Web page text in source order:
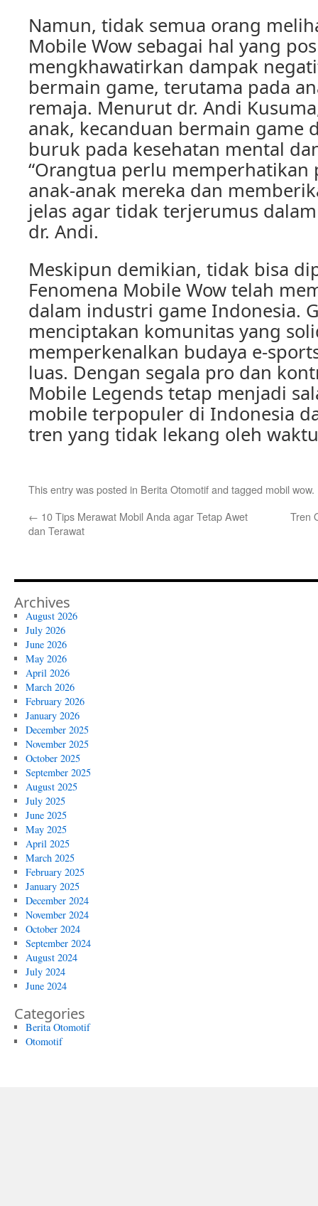
Namun, tidak semua orang
Mobile Wow sebagai hal yang
mengkhawatirkan dampak
bermain game, terutama pada
remaja. Menurut dr. Andi
anak, kecanduan bermain game
buruk pada kesehatan mental
“Orangtua perlu memperhatikan
anak-anak mereka dan
jelas agar tidak terjerumus
dr. Andi.
Meskipun demikian, tidak bisa
Fenomena Mobile Wow telah
dalam industri game Indonesia.
menciptakan komunitas yang
memperkenalkan budaya e-
luas. Dengan segala pro dan
Mobile Legends tetap menjadi
mobile terpopuler di Indonesia
tren yang tidak lekang oleh
This entry was posted in Berita Otomotifand tagged mobil wow.
← 10 Tips Merawat Mobil Anda agar Tetap Awet
dan Terawat
Tren
Archives
August 2026
July 2026
June 2026
May 2026
April 2026
March 2026
February 2026
January 2026
December 2025
November 2025
October 2025
September 2025
August 2025
July 2025
June 2025
May 2025
April 2025
March 2025
February 2025
January 2025
December 2024
November 2024
October 2024
September 2024
August 2024
July 2024
June 2024
Categories
Berita Otomotif
Otomotif